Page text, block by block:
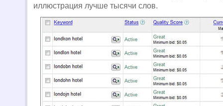
иллюстрация лучше тысячи слов.